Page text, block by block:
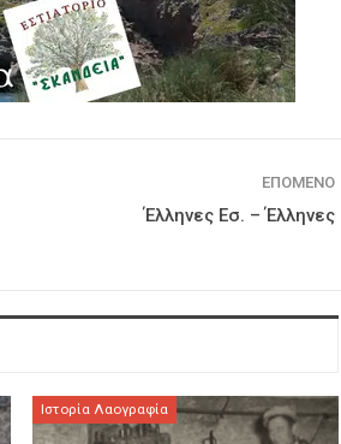
ΕΠΌΜΕΝΟ
Έλληνες Εσ. – Έλληνες
Ιστορία Λαογραφία